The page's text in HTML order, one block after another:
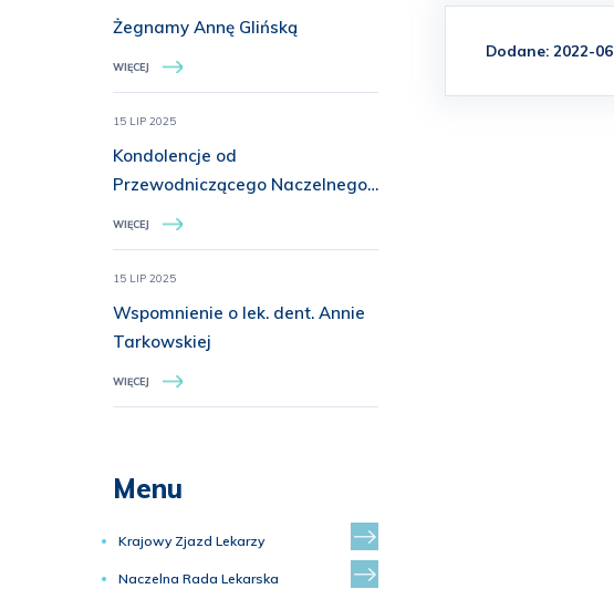
Żegnamy Annę Glińską
WIĘCEJ
15 LIP 2025
Kondolencje od
Przewodniczącego Naczelnego
Sądu Lekarskiego
WIĘCEJ
15 LIP 2025
Wspomnienie o lek. dent. Annie
Tarkowskiej
WIĘCEJ
Menu
Krajowy Zjazd Lekarzy
Naczelna Rada Lekarska
Dodane: 2022-